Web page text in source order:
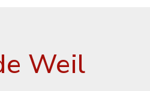
Weil